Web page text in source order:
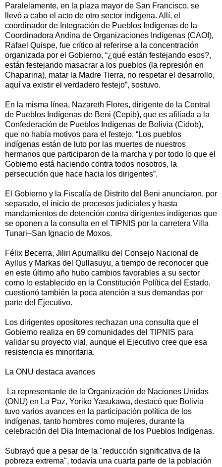
Paralelamente, en la plaza mayor de San Francisco, se
llevó a cabo el acto de otro sector indígena. Allí, el
coordinador de Integración de Pueblos Indígenas de la
Coordinadora Andina de Organizaciones Indígenas (CAOI),
Rafael Quispe, fue crítico al referirse a la concentración
organizada por el Gobierno, “¿qué están festejando esos?,
están festejando masacrar a los pueblos (la represión en
Chaparina), matar la Madre Tierra, no respetar el desarrollo,
aquí va existir el verdadero festejo”, sostuvo.
En la misma línea, Nazareth Flores, dirigente de la Central
de Pueblos Indígenas de Beni (Cepib), que es afiliada a la
Confederación de Pueblos Indígenas de Bolivia (Cidob),
que no había motivos para el festejo. “Los pueblos
indígenas están de luto por las muertes de nuestros
hermanos que participaron de la marcha y por todo lo que el
Gobierno está haciendo contra todos nosotros, la
persecución que hace hacia los dirigentes”.
El Gobierno y la Fiscalía de Distrito del Beni anunciaron, por
separado, el inicio de procesos judiciales y hasta
mandamientos de detención contra dirigentes indígenas que
se oponen a la consulta en el TIPNIS por la carretera Villa
Tunari–San Ignacio de Moxos.
Félix Becerra, Jiliri Apumallku del Consejo Nacional de
Ayllus y Markas del Qullasuyu, a tiempo de reconocer que
en este último año hubo cambios favorables a su sector
como lo establecido en la Constitución Política del Estado,
cuestionó también la poca atención a sus demandas por
parte del Ejecutivo.
Los dirigentes opositores rechazan una consulta que el
Gobierno realiza en 69 comunidades del TIPNIS para
validar su proyecto vial, aunque el Ejecutivo cree que esa
resistencia es minoritaria.
La ONU destaca avances
La representante de la Organización de Naciones Unidas
(ONU) en La Paz, Yoriko Yasukawa, destacó que Bolivia
tuvo varios avances en la participación política de los
indígenas, tanto hombres como mujeres, durante la
celebración del Dia Internacional de los Pueblos Indígenas.
Subrayó que a pesar de la "reducción significativa de la
pobreza extrema", todavía una cuarta parte de la población